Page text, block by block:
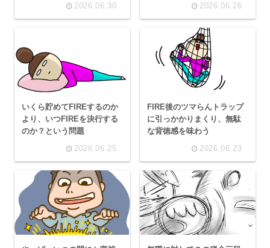
2026.06.30
2026.06.26
いくら貯めてFIREするのか
より、いつFIREを決行する
のか？という問題
2026.06.25
FIRE後のツマらんトラップ
に引っかかりまくり、無駄
な背徳感を味わう
2026.06.23